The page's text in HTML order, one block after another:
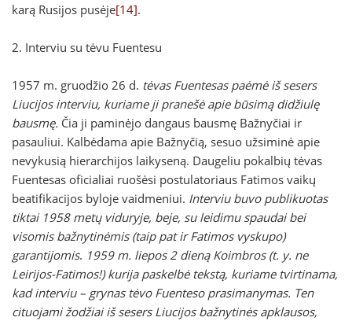
karą Rusijos pusėje[14].
2. Interviu su tėvu Fuentesu
1957 m. gruodžio 26 d. tėvas Fuentesas paėmė iš sesers
Liucijos interviu, kuriame ji pranešė apie būsimą didžiulę
bausmę. Čia ji paminėjo dangaus bausmę Bažnyčiai ir
pasauliui. Kalbėdama apie Bažnyčią, sesuo užsiminė apie
nevykusią hierarchijos laikyseną. Daugeliu pokalbių tėvas
Fuentesas oficialiai ruošėsi postulatoriaus Fatimos vaikų
beatifikacijos byloje vaidmeniui. Interviu buvo publikuotas
tiktai 1958 metų viduryje, beje, su leidimu spaudai bei
visomis bažnytinėmis (taip pat ir Fatimos vyskupo)
garantijomis. 1959 m. liepos 2 dieną Koimbros (t. y. ne
Leirijos-Fatimos!) kurija paskelbė tekstą, kuriame tvirtinama,
kad interviu – grynas tėvo Fuenteso prasimanymas. Ten
cituojami žodžiai iš sesers Liucijos bažnytinės apklausos,